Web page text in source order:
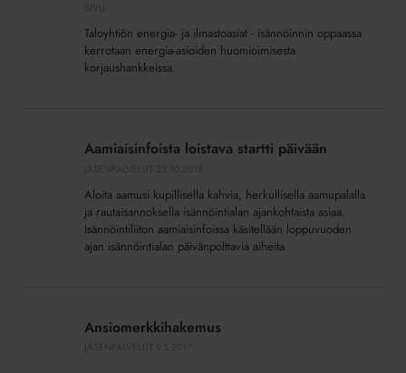
ISÄNNÖINNIN
Taloyhtiön energia- ja ilmastoasiat - isännöinnin oppaassa
kerrotaan energia-asioiden huomioimisesta
korjaushankkeissa.
Aamiaisinfoista loistava startti päivään
Aloita aamusi kupillisella kahvia, herkullisella aamupalalla
ja rautaisannoksella isännöintialan ajankohtaista asiaa.
Isännöintiliiton aamiaisinfoissa käsitellään loppuvuoden
ajan isännöintialan päivänpolttavia aiheita.
Ansiomerkkihakemus